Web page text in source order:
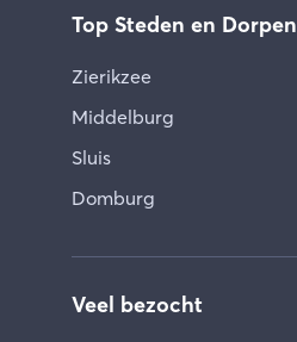
Top Steden en Dorpen
Zierikzee
Middelburg
Sluis
Domburg
Veel bezocht